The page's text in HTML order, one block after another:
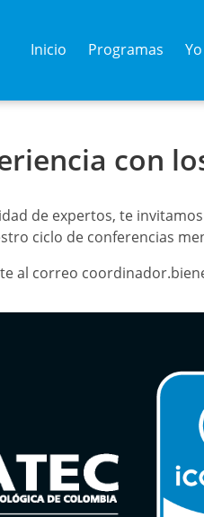
Inicio Programas
con
de expertos, te
ciclo de conferencias
al correo